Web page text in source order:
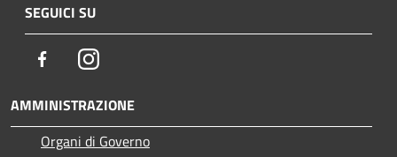
SEGUICI SU
FacebookInstagram
AMMINISTRAZIONE
Organi di Governo